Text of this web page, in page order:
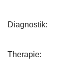
Diagnostik:
Therapie: